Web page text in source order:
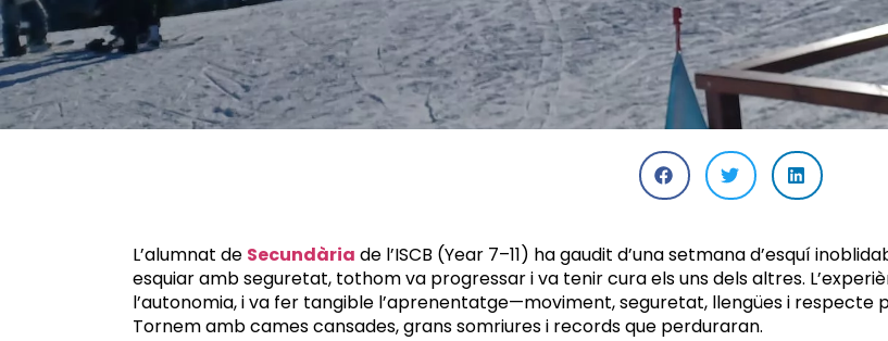
L’alumnat de Secundària de l’ISCB (Year 7–11) ha gaudit d’una setmana d’esquí
esquiar amb seguretat, tothom va progressar i va tenir cura els uns dels altres.
l’autonomia, i va fer tangible l’aprenentatge—moviment, seguretat, llengües i respecte
Tornem amb cames cansades, grans somriures i records que perduraran.